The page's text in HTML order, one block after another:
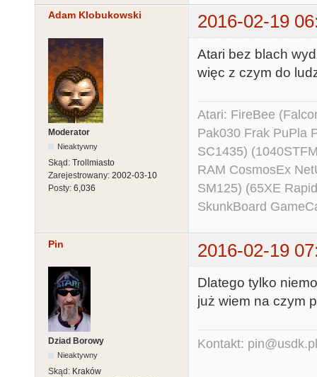
Adam Klobukowski 2016-02-19
Moderator
Nieaktywny
Skąd: Trollmiasto
Zarejestrowany: 2002-03-10
Posty: 6,036
Atari bez blach
więc z czym do
Atari: FireBee
Pak030 Frak PuPla
SC1435)
RAM CosmosEx
SM125) (65XE
SkunkBoard
Pin 2016-02-19
Dziad Borowy
Nieaktywny
Skąd: Kraków
Dlatego tylko
już wiem na czym
Kontakt: pin@usdk.pl